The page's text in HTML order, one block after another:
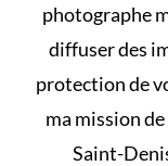
photographe
diffuser des
protection de
ma mission
Saint-